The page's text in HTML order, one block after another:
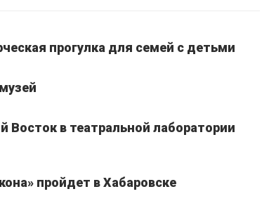
прогулка для семей с детьми
Восток в театральной лаборатории
пройдет в Хабаровске